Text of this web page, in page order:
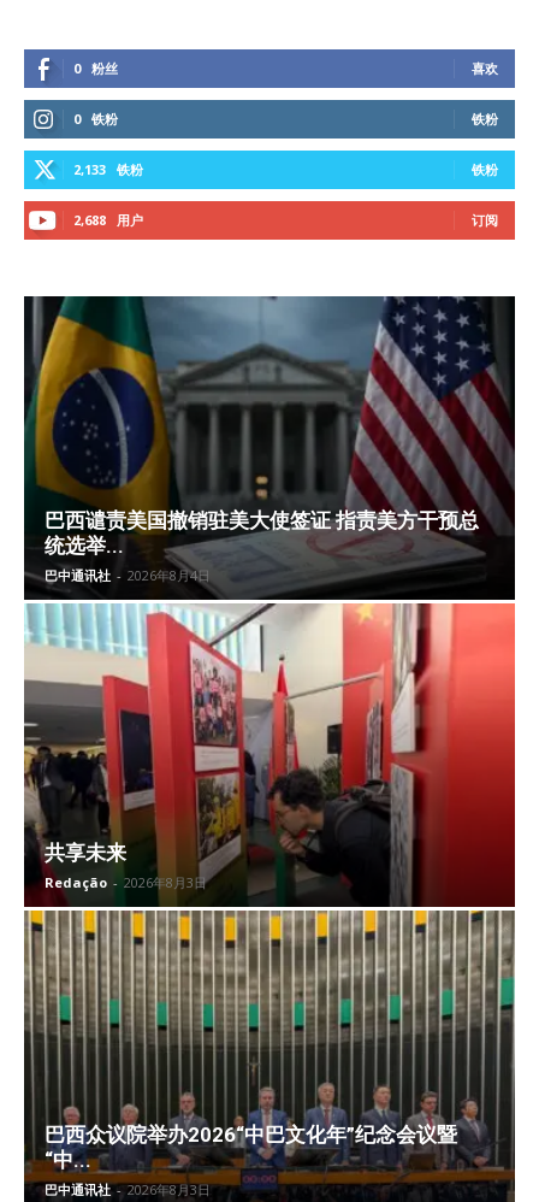
0 粉丝 喜欢
0 铁粉 铁粉
2,133 铁粉 铁粉
2,688 用户 订阅
巴西谴责美国撤销驻美大使签证 指责美方干预总
统选举...
巴中通讯社 - 2026年8月4日
共享未来
Redação - 2026年8月3日
巴西众议院举办2026“中巴文化年”纪念会议暨
“中...
巴中通讯社 - 2026年8月3日